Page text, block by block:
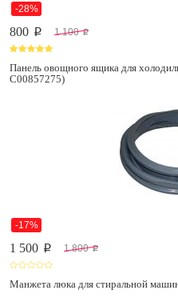
-28%
800 p 1 100 p
Панель овощного ящика для
C00857275)
-17%
1 500 p 1 800 p
Манжета люка для стиральной